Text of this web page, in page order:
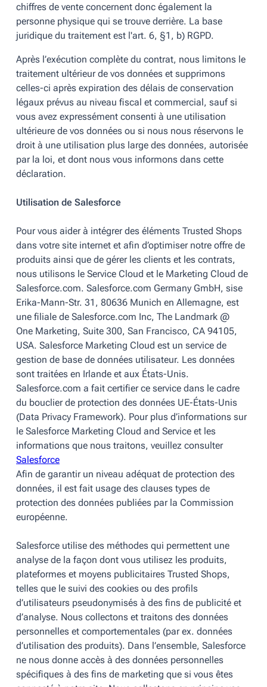
chiffres de vente concernent donc également la
personne physique qui se trouve derrière. La base
juridique du traitement est l'art. 6, §1, b) RGPD.
Après l’exécution complète du contrat, nous limitons le
traitement ultérieur de vos données et supprimons
celles-ci après expiration des délais de conservation
légaux prévus au niveau fiscal et commercial, sauf si
vous avez expressément consenti à une utilisation
ultérieure de vos données ou si nous nous réservons le
droit à une utilisation plus large des données, autorisée
par la loi, et dont nous vous informons dans cette
déclaration.
Utilisation de Salesforce
Pour vous aider à intégrer des éléments Trusted Shops
dans votre site internet et afin d’optimiser notre offre de
produits ainsi que de gérer les clients et les contrats,
nous utilisons le Service Cloud et le Marketing Cloud de
Salesforce.com. Salesforce.com Germany GmbH, sise
Erika-Mann-Str. 31, 80636 Munich en Allemagne, est
une filiale de Salesforce.com Inc, The Landmark @
One Marketing, Suite 300, San Francisco, CA 94105,
USA. Salesforce Marketing Cloud est un service de
gestion de base de données utilisateur. Les données
sont traitées en Irlande et aux États-Unis.
Salesforce.com a fait certifier ce service dans le cadre
du bouclier de protection des données UE-États-Unis
(Data Privacy Framework). Pour plus d’informations sur
le Salesforce Marketing Cloud and Service et les
informations que nous traitons, veuillez consulter
Salesforce
Afin de garantir un niveau adéquat de protection des
données, il est fait usage des clauses types de
protection des données publiées par la Commission
européenne.
Salesforce utilise des méthodes qui permettent une
analyse de la façon dont vous utilisez les produits,
plateformes et moyens publicitaires Trusted Shops,
telles que le suivi des cookies ou des profils
d’utilisateurs pseudonymisés à des fins de publicité et
d’analyse. Nous collectons et traitons des données
personnelles et comportementales (par ex. données
d’utilisation des produits). Dans l’ensemble, Salesforce
ne nous donne accès à des données personnelles
spécifiques à des fins de marketing que si vous êtes